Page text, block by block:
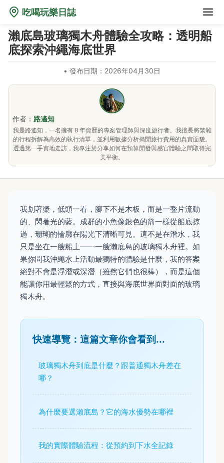
吃喝玩樂日誌
瀨底島玻璃獨木舟體驗全攻略：透明船
底探索沖繩海底世界
• 發布日期：2026年04月30日
作者： 路遙知
我是路遙知，一名擁有 8 年資歷的專案管理師與深度旅行者。我擅長將繁雜
的行程拆解為高效的執行清單，並利用數據分析揭開旅行費用的真實面貌。
透過第一手實地走訪，我專注於分享如何在預算開發與感官體驗之間取得完
美平衡。
我划著槳，低頭一看，腳下不是木板，而是一整片流動
的、閃著光的藍。成群的小魚像銀色的箭一樣從船底掠
過，珊瑚的輪廓在陽光下清晰可見。這不是在潛水，我
只是坐在一艘船上——一艘瀨底島的玻璃獨木舟裡。如
果你問我沖繩水上活動最獨特的體驗是什麼，我的答案
絕對不會是浮潛或深潛（雖然它們也很棒），而是這個
能讓你用最輕鬆的方式，直接與海底世界面對面的玻璃
獨木舟。
快速導覽：這篇文章你會看到...
玻璃獨木舟到底是什麼？跟普通獨木舟差在
哪？
為什麼要選瀨底島？它的海水優勢在哪裡
我的實際體驗流程：從預約到下水全記錄